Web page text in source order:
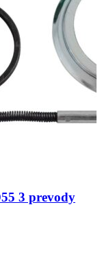
3 prevody